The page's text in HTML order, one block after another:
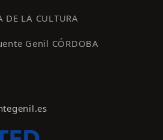
DE LA CULTURA
Genil CÓRDOBA